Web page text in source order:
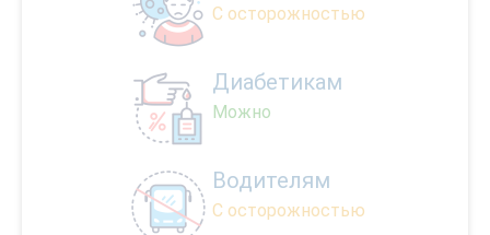
С осторожностью
Диабетикам
Можно
Водителям
С осторожностью